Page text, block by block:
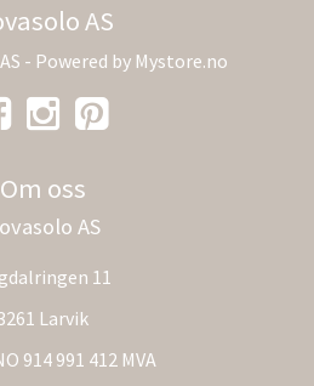
AS
- Powered by Mystore.no
Om oss
AS
11
Larvik
914 991 412 MVA